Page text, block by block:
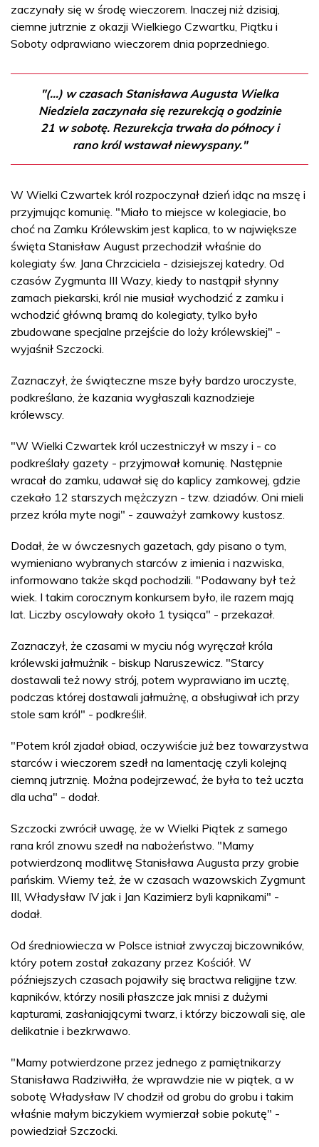
zaczynały się w środę wieczorem. Inaczej niż dzisiaj,
ciemne jutrznie z okazji Wielkiego Czwartku, Piątku i
Soboty odprawiano wieczorem dnia poprzedniego.
"(...) w czasach Stanisława Augusta Wielka
Niedziela zaczynała się rezurekcją o godzinie
21 w sobotę. Rezurekcja trwała do północy i
rano król wstawał niewyspany."
W Wielki Czwartek król rozpoczynał dzień idąc na mszę i
przyjmując komunię. "Miało to miejsce w kolegiacie, bo
choć na Zamku Królewskim jest kaplica, to w największe
święta Stanisław August przechodził właśnie do
kolegiaty św. Jana Chrzciciela - dzisiejszej katedry. Od
czasów Zygmunta III Wazy, kiedy to nastąpił słynny
zamach piekarski, król nie musiał wychodzić z zamku i
wchodzić główną bramą do kolegiaty, tylko było
zbudowane specjalne przejście do loży królewskiej" -
wyjaśnił Szczocki.
Zaznaczył, że świąteczne msze były bardzo uroczyste,
podkreślano, że kazania wygłaszali kaznodzieje
królewscy.
"W Wielki Czwartek król uczestniczył w mszy i - co
podkreślały gazety - przyjmował komunię. Następnie
wracał do zamku, udawał się do kaplicy zamkowej, gdzie
czekało 12 starszych mężczyzn - tzw. dziadów. Oni mieli
przez króla myte nogi" - zauważył zamkowy kustosz.
Dodał, że w ówczesnych gazetach, gdy pisano o tym,
wymieniano wybranych starców z imienia i nazwiska,
informowano także skąd pochodzili. "Podawany był też
wiek. I takim corocznym konkursem było, ile razem mają
lat. Liczby oscylowały około 1 tysiąca" - przekazał.
Zaznaczył, że czasami w myciu nóg wyręczał króla
królewski jałmużnik - biskup Naruszewicz. "Starcy
dostawali też nowy strój, potem wyprawiano im ucztę,
podczas której dostawali jałmużnę, a obsługiwał ich przy
stole sam król" - podkreślił.
"Potem król zjadał obiad, oczywiście już bez towarzystwa
starców i wieczorem szedł na lamentację czyli kolejną
ciemną jutrznię. Można podejrzewać, że była to też uczta
dla ucha" - dodał.
Szczocki zwrócił uwagę, że w Wielki Piątek z samego
rana król znowu szedł na nabożeństwo. "Mamy
potwierdzoną modlitwę Stanisława Augusta przy grobie
pańskim. Wiemy też, że w czasach wazowskich Zygmunt
III, Władysław IV jak i Jan Kazimierz byli kapnikami" -
dodał.
Od średniowiecza w Polsce istniał zwyczaj biczowników,
który potem został zakazany przez Kościół. W
późniejszych czasach pojawiły się bractwa religijne tzw.
kapników, którzy nosili płaszcze jak mnisi z dużymi
kapturami, zasłaniającymi twarz, i którzy biczowali się, ale
delikatnie i bezkrwawo.
"Mamy potwierdzone przez jednego z pamiętnikarzy
Stanisława Radziwiłła, że wprawdzie nie w piątek, a w
sobotę Władysław IV chodził od grobu do grobu i takim
właśnie małym biczykiem wymierzał sobie pokutę" -
powiedział Szczocki.